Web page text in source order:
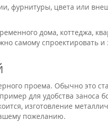
фурнитуры, цвета или
дома, коттеджа,
самому спроектировать
проема. Обычно это
для удобства заноса
изготовление
пожеланию.